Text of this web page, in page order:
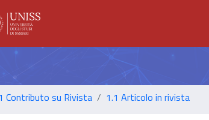
Contributo su Rivista 1.1 Articolo in rivista